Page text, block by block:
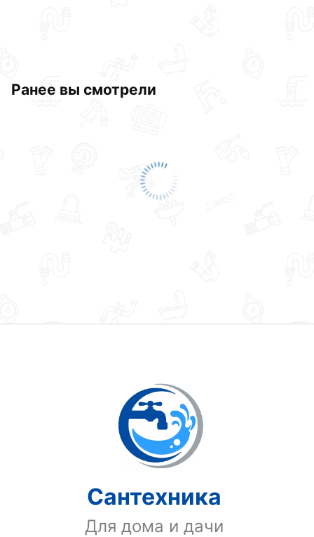
Ранее вы смотрели
Сантехника
Для дома и дачи